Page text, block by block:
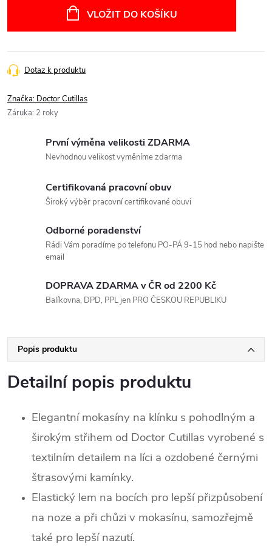
VLOŽIT DO KOŠÍKU
Dotaz k produktu
Značka: Doctor Cutillas
Záruka: 2 roky
První výměna velikosti ZDARMA
Nevhodnou velikost vyměníme zdarma
Certifikovaná pracovní obuv
Široký výběr pracovní certifikované obuvi
Odborné poradenství
Rádi Vám poradíme po telefonu PO-PÁ 9-15 hod nebo napište
email
DOPRAVA ZDARMA v ČR od 2200 Kč
Balíkovna, DPD, PPL jen PRO ČESKOU REPUBLIKU
Popis produktu
Detailní popis produktu
Elegantní mokasíny na klínku s pohodlným a
širokým střihem od Doctor Cutillas vyrobené s
textilním detailem na líci a ozdobené černými
štrasovými kamínky.
Elastický lem na bocích pro lepší přizpůsobení
na noze a při chůzi v mokasínu, samozřejmě
také pro lepší nazutí.